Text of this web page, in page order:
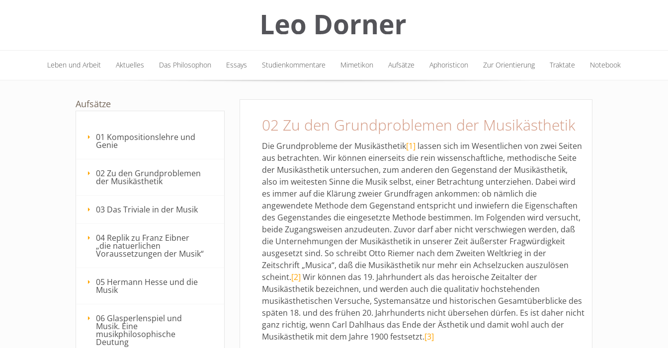
Leben und Arbeit Aktuelles Das Philosophon Essays Studienkommentare Mimetikon Aufsätze Aphoristicon Zur Orientierung Traktate Notebook
02 Zu den Grundproblemen der Musikästhetik
Die Grundprobleme der Musikästhetik[1] lassen sich im Wesentlichen von zwei Seiten
aus betrachten. Wir können einerseits die rein wissenschaftliche, methodische Seite
der Musikästhetik untersuchen, zum anderen den Gegenstand der Musikästhetik,
also im weitesten Sinne die Musik selbst, einer Betrachtung unterziehen. Dabei wird
es immer auf die Klärung zweier Grundfragen ankommen: ob nämlich die
angewendete Methode dem Gegenstand entspricht und inwiefern die Eigenschaften
des Gegenstandes die eingesetzte Methode bestimmen. Im Folgenden wird versucht,
beide Zugangsweisen anzudeuten. Zuvor darf aber nicht verschwiegen werden, daß
die Unternehmungen der Musikästhetik in unserer Zeit äußerster Fragwürdigkeit
ausgesetzt sind. So schreibt Otto Riemer nach dem Zweiten Weltkrieg in der
Zeitschrift „Musica“, daß die Musikästhetik nur mehr ein Achselzucken auszulösen
scheint.[2] Wir können das 19. Jahrhundert als das heroische Zeitalter der
Musikästhetik bezeichnen, und werden auch die qualitativ hochstehenden
musikästhetischen Versuche, Systemansätze und historischen Gesamtüberblicke des
späten 18. und des frühen 20. Jahrhunderts nicht übersehen dürfen. Es ist daher nicht
ganz richtig, wenn Carl Dahlhaus das Ende der Ästhetik und damit wohl auch der
Musikästhetik mit dem Jahre 1900 festsetzt.[3]
Aufsätze
01 Kompositionslehre und
Genie
02 Zu den Grundproblemen
der Musikästhetik
03 Das Triviale in der Musik
04 Replik zu Franz Eibner
„die natuerlichen
Voraussetzungen der Musik“
05 Hermann Hesse und die
Musik
06 Glasperlenspiel und
Musik. Eine
musikphilosophische
Deutung